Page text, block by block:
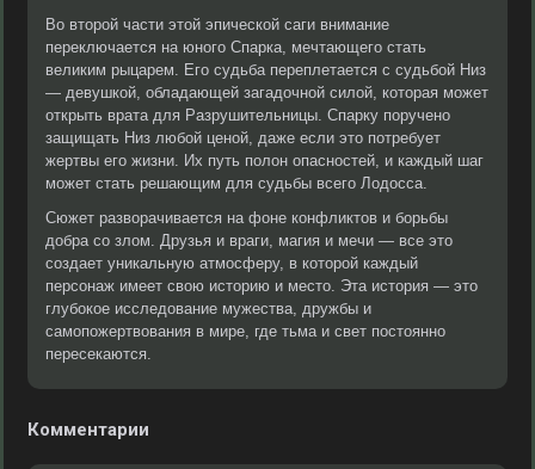
Во второй части этой эпической саги внимание
переключается на юного Спарка, мечтающего стать
великим рыцарем. Его судьба переплетается с судьбой Низ
— девушкой, обладающей загадочной силой, которая может
открыть врата для Разрушительницы. Спарку поручено
защищать Низ любой ценой, даже если это потребует
жертвы его жизни. Их путь полон опасностей, и каждый шаг
может стать решающим для судьбы всего Лодосса.
Сюжет разворачивается на фоне конфликтов и борьбы
добра со злом. Друзья и враги, магия и мечи — все это
создает уникальную атмосферу, в которой каждый
персонаж имеет свою историю и место. Эта история — это
глубокое исследование мужества, дружбы и
самопожертвования в мире, где тьма и свет постоянно
пересекаются.
Комментарии